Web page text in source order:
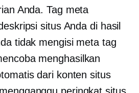
Anda. Tag meta
situs Anda di hasil
tidak mengisi meta tag
menghasilkan
dari konten situs